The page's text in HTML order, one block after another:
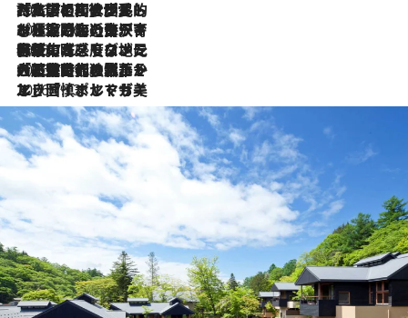
2026.7.27
「私の祖国はポルトガル語です」国民的詩人フェルナンド・ペソアと、彼が愛した文学の街を歩く
2026.7.26
ポルトガル近海が育む極上の海の幸。キリリと冷えた白ワインと愉しむ、シーフード専門店の贅沢
2026.7.22
伝統の味をモダンに昇華。高感度な地元客が集う、リスボンの最旬ガストロノミー
2026.7.21
大航海時代の栄華から、震災、独裁、そして革命へ。ポルトガル・首都リスボンの石畳に刻まれた「歴史の光と影」
2026.7.13
エッセイ・ヤマザキマリ「慎ましくも美しき国 ポルトガル」